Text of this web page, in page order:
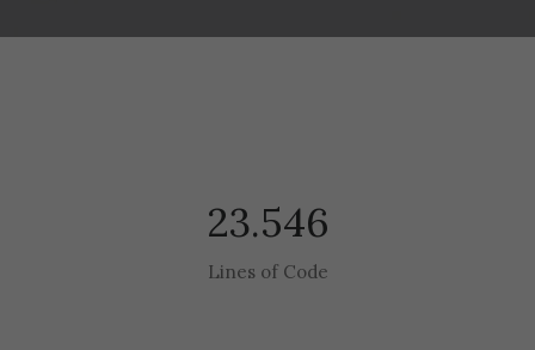
23.546
Lines of Code